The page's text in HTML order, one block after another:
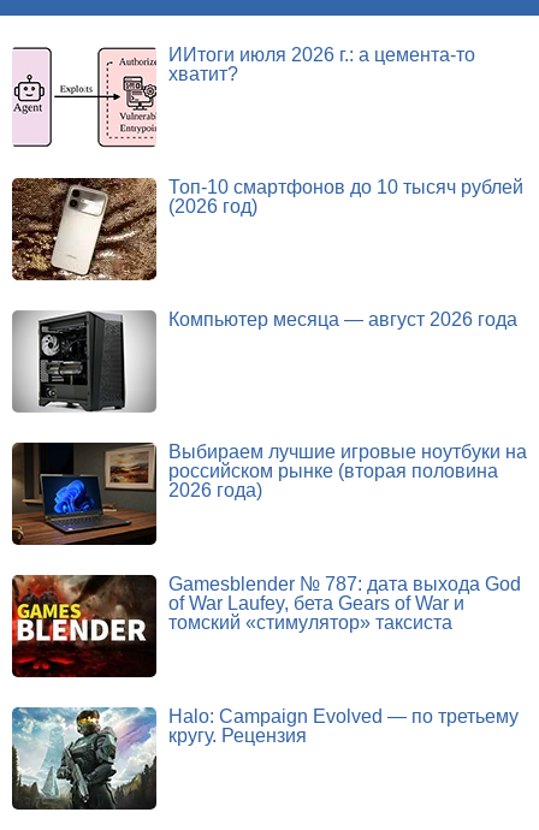
ИИтоги июля 2026 г.: а цемента-то
хватит?
Топ-10 смартфонов до 10 тысяч рублей
(2026 год)
Компьютер месяца — август 2026 года
Выбираем лучшие игровые ноутбуки на
российском рынке (вторая половина
2026 года)
Gamesblender № 787: дата выхода God
of War Laufey, бета Gears of War и
томский «стимулятор» таксиста
Halo: Campaign Evolved — по третьему
кругу. Рецензия